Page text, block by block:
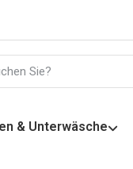
& Unterwäsche